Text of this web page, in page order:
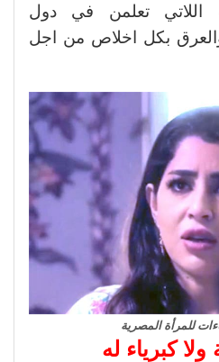
اللاتي تعلمن في دول
والعرق بكل اخلاص من اجل
للمرأة المصرية
كبرياء له